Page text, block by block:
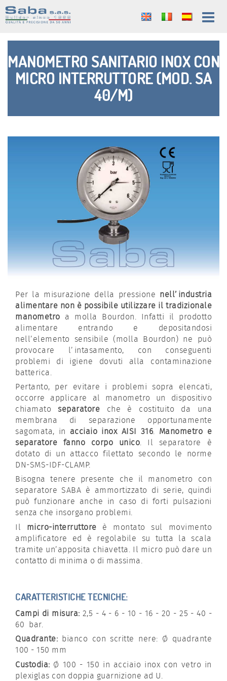
MANOMETRO SANITARIO INOX CON
MICRO INTERRUTTORE (MOD. SA
40/M)
Per la misurazione della pressione nell’industria
alimentare non è possibile utilizzare il tradizionale
manometro a molla Bourdon. Infatti il prodotto
alimentare entrando e depositandosi
nell’elemento sensibile (molla Bourdon) ne può
provocare l’intasamento, con conseguenti
problemi di igiene dovuti alla contaminazione
batterica.
Pertanto, per evitare i problemi sopra elencati,
occorre applicare al manometro un dispositivo
chiamatoseparatore che è costituito da una
membrana di separazione opportunamente
sagomata, in acciaio inox AISI 316. Manometro e
separatore fanno corpo unico. Il separatore è
dotato di un attacco filettato secondo le norme
DN-SMS-IDF-CLAMP.
Bisogna tenere presente che il manometro con
separatore SABA è ammortizzato di serie, quindi
può funzionare anche in caso di forti pulsazioni
senza che insorgano problemi.
Il micro-interruttore è montato sul movimento
amplificatore ed è regolabile su tutta la scala
tramite un’apposita chiavetta. Il micro può dare un
contatto di minima o di massima.
CARATTERISTICHE TECNICHE:
Campi di misura: 2,5 - 4 - 6 - 10 - 16 - 20 - 25 - 40 -
60 bar.
Quadrante: bianco con scritte nere: Ø quadrante
100 - 150 mm
Custodia: Ø 100 - 150 in acciaio inox con vetro in
plexiglas con doppia guarnizione ad U.